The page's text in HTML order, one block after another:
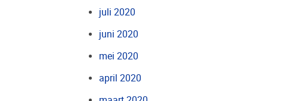
juli 2020
juni 2020
mei 2020
april 2020